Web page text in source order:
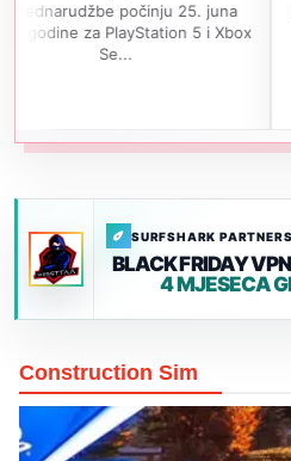
počinju 25. juna
za PlayStation 5 i Xbox
PUBG:
42.1
SURFSHARK
BLACK FRIDAY
4 MJESECA
Construction Sim